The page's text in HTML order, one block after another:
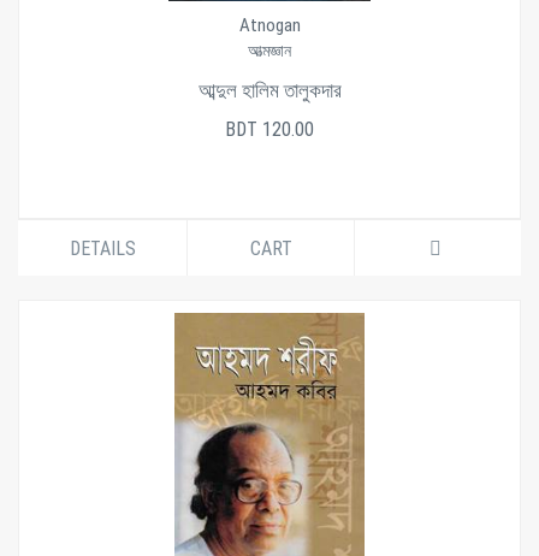
Atnogan
আত্মজ্ঞান
আব্দুল হালিম তালুকদার
BDT 120.00
DETAILS CART